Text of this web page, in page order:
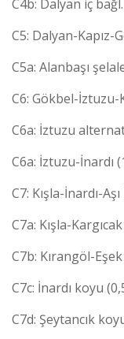
C4b: Dalyan iç
C5: Dalyan-Kapız-
C5a: Alanbaşı
C6: Gökbel-İztuzu-
C6a: İztuzu
C6a: İztuzu-İnardı
C7: Kışla-İnardı-
C7a: Kışla-
C7b: Kırangöl-
C7c: İnardı koyu
C7d: Şeytancık